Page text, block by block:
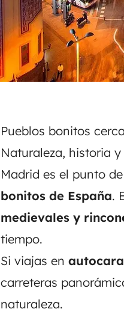
Pueblos bonitos
Naturaleza, historia
Madrid es el punto
bonitos de España.
medievales y
tiempo.
Si viajas en
carreteras
naturaleza.